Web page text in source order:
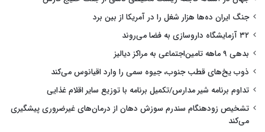
جنگ ایران ده‌ها هزار شغل را در آمریکا از بین برد
۳۲ آزمایشگاه داروسازی به فضا می‌روند
بدهی ۹ ماهه تامین‌اجتماعی به مراکز دیالیز
ذوب یخ‌های قطب جنوب، جیوه سمی را وارد اقیانوس می‌کند
تداوم برنامه شیر مدارس/تکمیل برنامه با توزیع سایر اقلام غذایی
تشخیص زودهنگام سندرم سوزش دهان از درمان‌های غیرضروری پیشگیری
می‌کند